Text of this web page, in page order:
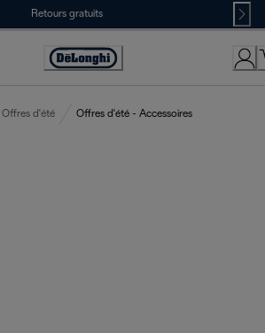
Retours gratuits
Déclaration
Offres d'été Offres d'été - Accessoires